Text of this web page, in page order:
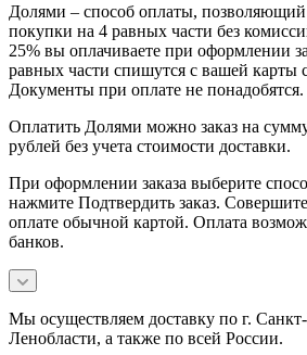
Долями – способ оплаты, позволяющий
покупки на 4 равных части без
25% вы оплачиваете при оформлении
равных части спишутся с вашей карты
Документы при оплате не понадобятся.
Оплатить Долями можно заказ на
рублей без учета стоимости доставки.
При оформлении заказа выберите
нажмите Подтвердить заказ.
оплате обычной картой. Оплата
банков.
Мы осуществляем доставку по г.
Ленобласти, а также по всей России.